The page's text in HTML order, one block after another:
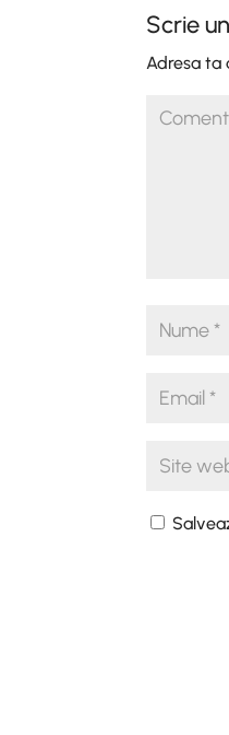
Scrie
Adresa ta